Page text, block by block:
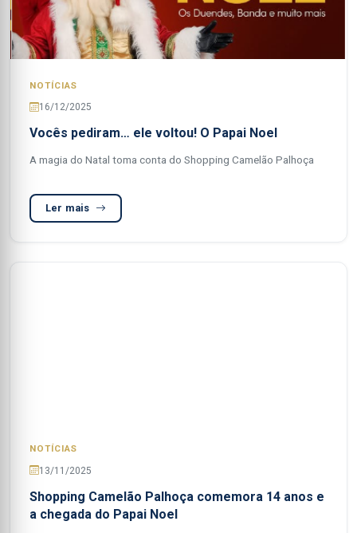
NOTÍCIAS
16/12/2025
Vocês pediram… ele voltou! O Papai Noel
A magia do Natal toma conta do Shopping Camelão Palhoça
Ler mais
NOTÍCIAS
13/11/2025
Shopping Camelão Palhoça comemora 14 anos e
a chegada do Papai Noel